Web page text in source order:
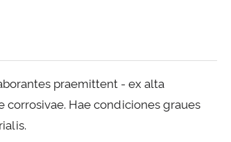
praemittent - ex alta
Hae condiciones graues